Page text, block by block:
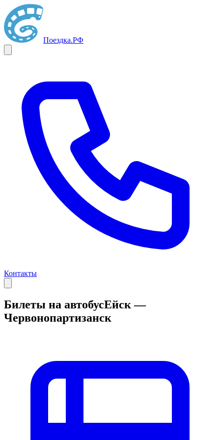
Поездка.РФ
Контакты
Билеты на автобусЕйск —
Червонопартизанск